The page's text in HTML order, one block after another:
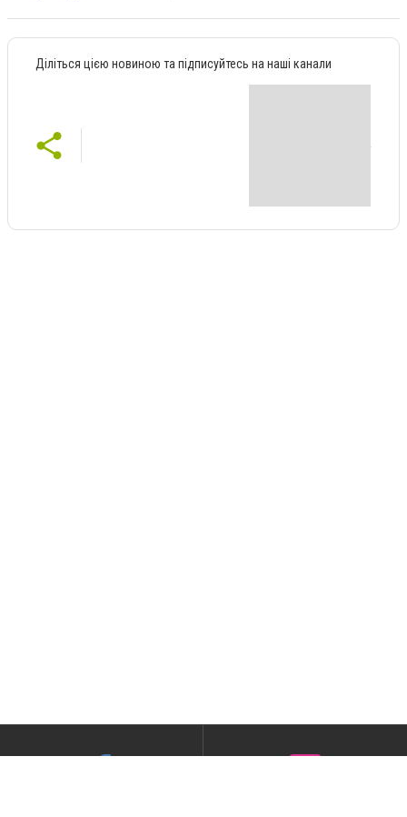
Діліться цією новиною та підписуйтесь на наші канали